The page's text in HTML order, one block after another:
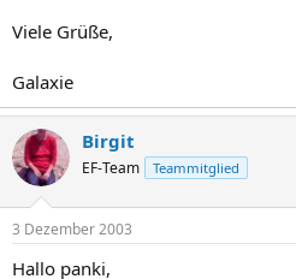
Viele Grüße,
Galaxie
Birgit
EF-Team Teammitglied
3 Dezember 2003
Hallo panki,